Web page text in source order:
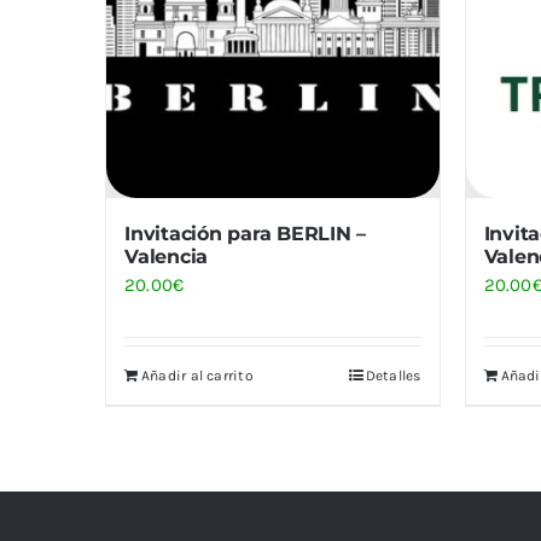
Invitación para BERLIN –
Valencia
20.00€
Añadir al carrito Detalles
20.00